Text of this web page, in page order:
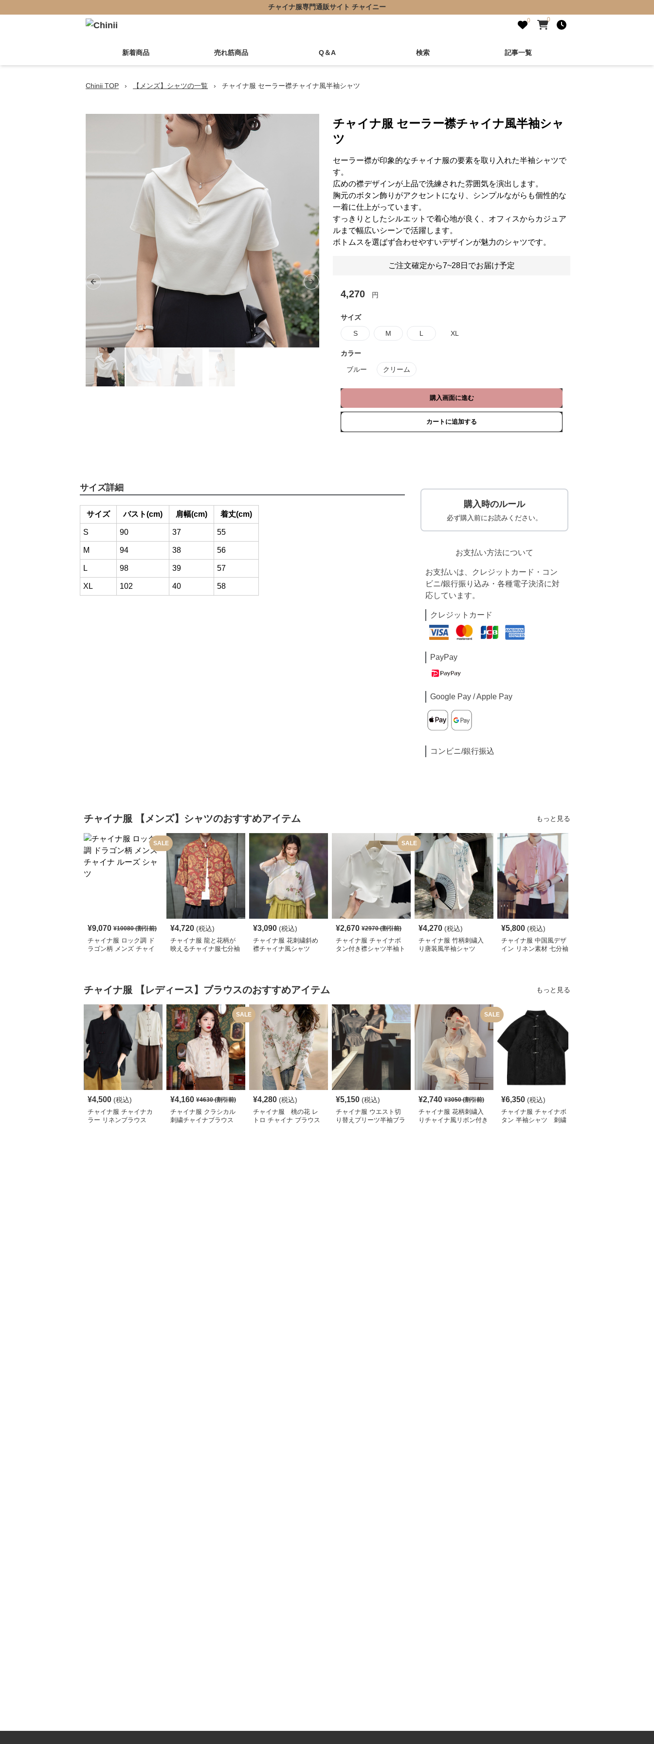
チャイナ服専門通販サイト チャイニー
0 0
新着商品 売れ筋商品 Q＆A 検索 記事一覧
Chinii TOP › 【メンズ】シャツの一覧 › チャイナ服 セーラー襟チャイナ風半袖シャツ
Previous slide Next slide
チャイナ服 セーラー襟チャイナ風半袖シャ
ツ
セーラー襟が印象的なチャイナ服の要素を取り入れた半袖シャツで
す。
広めの襟デザインが上品で洗練された雰囲気を演出します。
胸元のボタン飾りがアクセントになり、シンプルながらも個性的な
一着に仕上がっています。
すっきりとしたシルエットで着心地が良く、オフィスからカジュア
ルまで幅広いシーンで活躍します。
ボトムスを選ばず合わせやすいデザインが魅力のシャツです。
ご注文確定から7~28日でお届け予定
4,270 円
サイズ
S M L XL
カラー
ブルー クリーム
購入画面に進む
カートに追加する
サイズ詳細
サイズ バスト(cm) 肩幅(cm) 着丈(cm)
S 90 37 55
M 94 38 56
L 98 39 57
XL 102 40 58
購入時のルール
必ず購入前にお読みください。
お支払い方法について
お支払いは、クレジットカード・コン
ビニ/銀行振り込み・各種電子決済に対
応しています。
クレジットカード
PayPay
Google Pay / Apple Pay
コンビニ/銀行振込
チャイナ服 【メンズ】シャツのおすすめアイテム もっと見る
SALE
¥9,070 ¥10080(割引前)
チャイナ服 ロック調 ド
ラゴン柄 メンズ チャイ
¥4,720 (税込)
チャイナ服 龍と花柄が
映えるチャイナ服七分袖
¥3,090 (税込)
チャイナ服 花刺繍斜め
襟チャイナ風シャツ
SALE
¥2,670 ¥2970(割引前)
チャイナ服 チャイナボ
タン付き襟シャツ半袖ト
¥4,270 (税込)
チャイナ服 竹柄刺繍入
り唐装風半袖シャツ
¥5,800 (税込)
チャイナ服 中国風デザ
イン リネン素材 七分袖
チャイナ服 【レディース】ブラウスのおすすめアイテム もっと見る
¥4,500 (税込)
チャイナ服 チャイナカ
ラー リネンブラウス
SALE
¥4,160 ¥4630(割引前)
チャイナ服 クラシカル
刺繍チャイナブラウス
¥4,280 (税込)
チャイナ服 桃の花 レ
トロ チャイナ ブラウス
¥5,150 (税込)
チャイナ服 ウエスト切
り替えプリーツ半袖ブラ
SALE
¥2,740 ¥3050(割引前)
チャイナ服 花柄刺繍入
りチャイナ風リボン付き
¥6,350 (税込)
チャイナ服 チャイナボ
タン 半袖シャツ 刺繍